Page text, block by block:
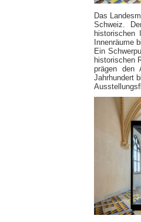
Das
Schweiz.
Innenräume
Ein
historischen
prägen den
Jahrhundert